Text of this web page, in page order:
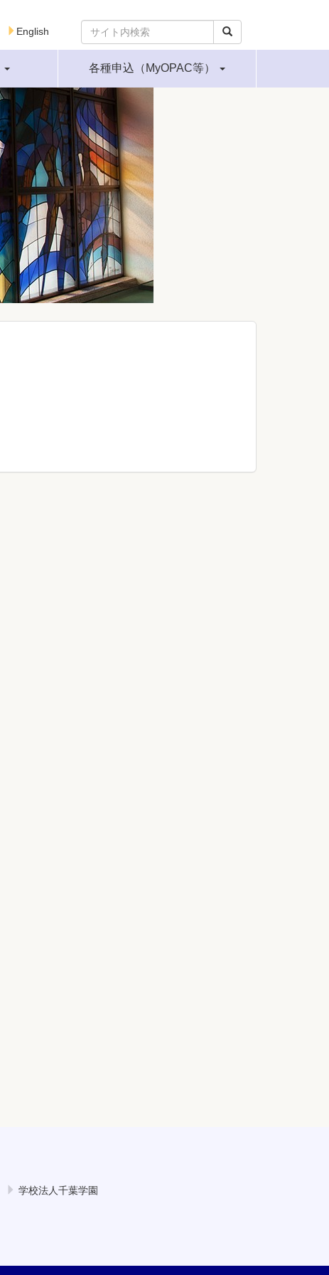
English
各種申込（MyOPAC等）
学校法人千葉学園